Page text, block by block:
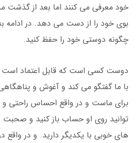
خود معرفی می کنند اما بعد از گذشت
بوی خود را از دست می دهد. در ادامه
چگونه دوستی خود را حفظ کنید.
دوست کسی است که قابل اعتماد است
با ما گفتگو می کند و آغوش و
برای ماست و در واقع احساس راحتی و
توانید روی او حساب باز کنید و
های خوبی با یکدیگر دارید. و در واقع